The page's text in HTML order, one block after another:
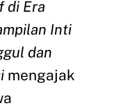
di Era
Inti
dan
mengajak